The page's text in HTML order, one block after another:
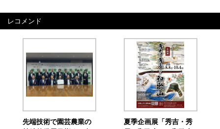
レコメンド
先端技術で園芸農業の
夏季企画展「秀吉・秀